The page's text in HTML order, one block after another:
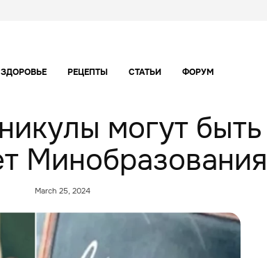
ЗДОРОВЬЕ РЕЦЕПТЫ СТАТЬИ ФОРУМ
могут
Минобразования
March 25, 2024